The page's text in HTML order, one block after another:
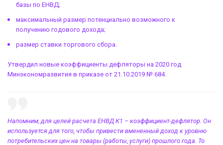
базы по ЕНВД;
максимальный размер потенциально возможного к
получению годового дохода;
размер ставки торгового сбора.
Утвердил новые коэффициенты дефляторы на 2020 год
Минэкономразвития в приказе от 21.10.2019 № 684.
Напомним, для целей расчета ЕНВД К1 – коэффициент-дефлятор. Он
используется для того, чтобы привести вмененный доход к уровню
потребительских цен на товары (работы, услуги) прошлого года. То